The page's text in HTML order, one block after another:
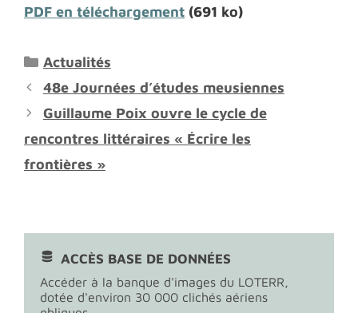
PDF en téléchargement (691 ko)
Catégories
Actualités
48e Journées d’études meusiennes
Guillaume Poix ouvre le cycle de
rencontres littéraires « Écrire les
frontières »
ACCÈS BASE DE DONNÉES
Accéder à la banque d'images du LOTERR,
dotée d'environ 30 000 clichés aériens